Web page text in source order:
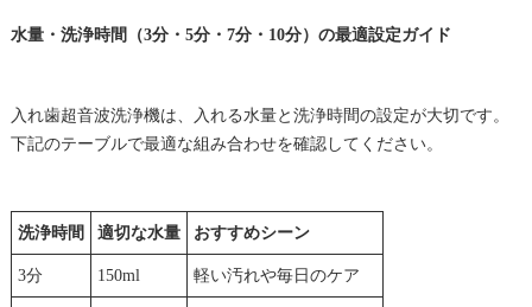
水量・洗浄時間（3分・5分・7分・10分）の最適設定ガイド
入れ歯超音波洗浄機は、入れる水量と洗浄時間の設定が大切です。
下記のテーブルで最適な組み合わせを確認してください。
洗浄時間 適切な水量 おすすめシーン
3分 150ml 軽い汚れや毎日のケア